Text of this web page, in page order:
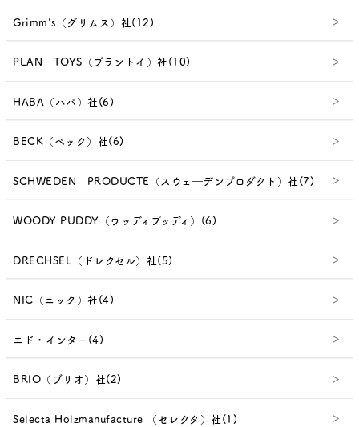
Grimm's（グリムス）社(12)
PLAN TOYS（プラントイ）社(10)
HABA（ハバ）社(6)
BECK（ベック）社(6)
SCHWEDEN PRODUCTE（スウェ―デンプロダクト）社(7)
WOODY PUDDY（ウッディプッディ）(6)
DRECHSEL（ドレクセル）社(5)
NIC（ニック）社(4)
エド・インター(4)
BRIO（ブリオ）社(2)
Selecta Holzmanufacture （セレクタ）社(1)